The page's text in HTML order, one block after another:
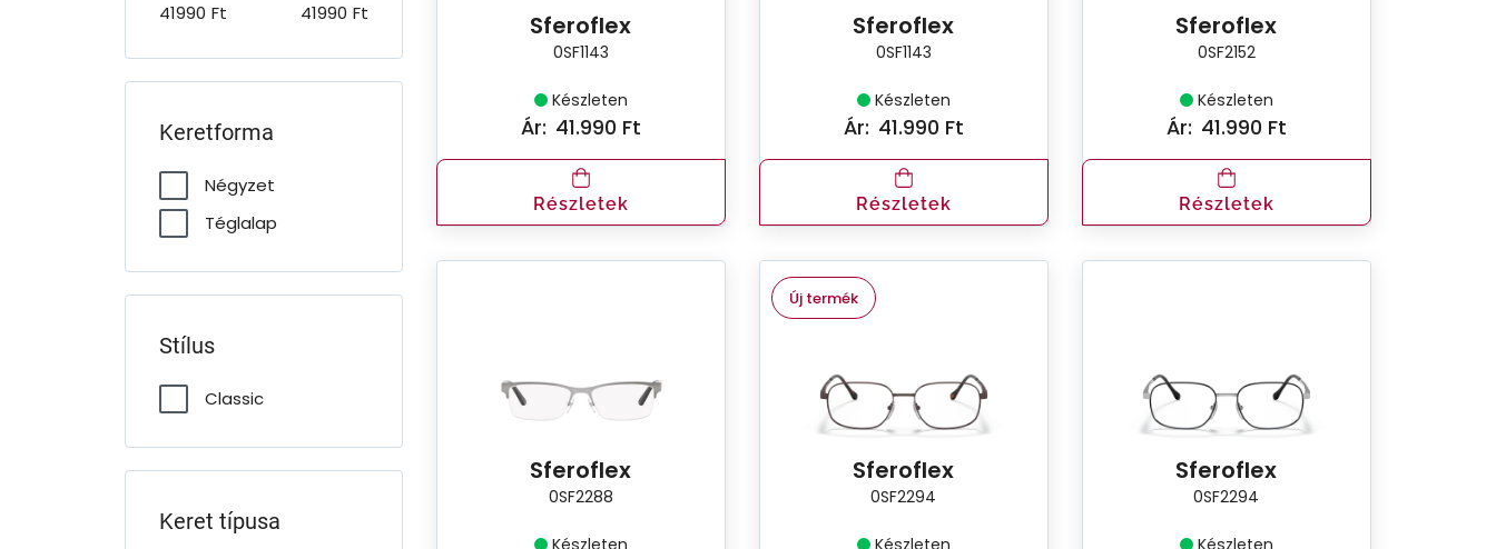
41990 Ft 41990 Ft
Keretforma
Négyzet
Téglalap
Stílus
Classic
Keret típusa
Sferoflex
0SF1143
Készleten
Ár: 41.990 Ft
Részletek
Sferoflex
0SF1143
Készleten
Ár: 41.990 Ft
Részletek
Sferoflex
0SF2152
Készleten
Ár: 41.990 Ft
Részletek
Sferoflex
0SF2288
Készleten
Új termék
Sferoflex
0SF2294
Készleten
Sferoflex
0SF2294
Készleten